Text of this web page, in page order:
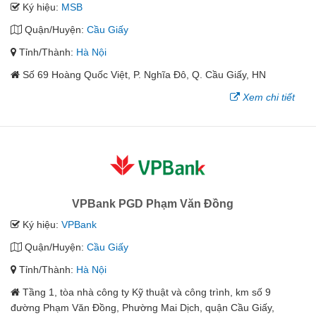
Ký hiệu: MSB
Quận/Huyện: Cầu Giấy
Tỉnh/Thành: Hà Nội
Số 69 Hoàng Quốc Việt, P. Nghĩa Đô, Q. Cầu Giấy, HN
Xem chi tiết
VPBank PGD Phạm Văn Đồng
Ký hiệu: VPBank
Quận/Huyện: Cầu Giấy
Tỉnh/Thành: Hà Nội
Tầng 1, tòa nhà công ty Kỹ thuật và công trình, km số 9
đường Phạm Văn Đồng, Phường Mai Dịch, quận Cầu Giấy,